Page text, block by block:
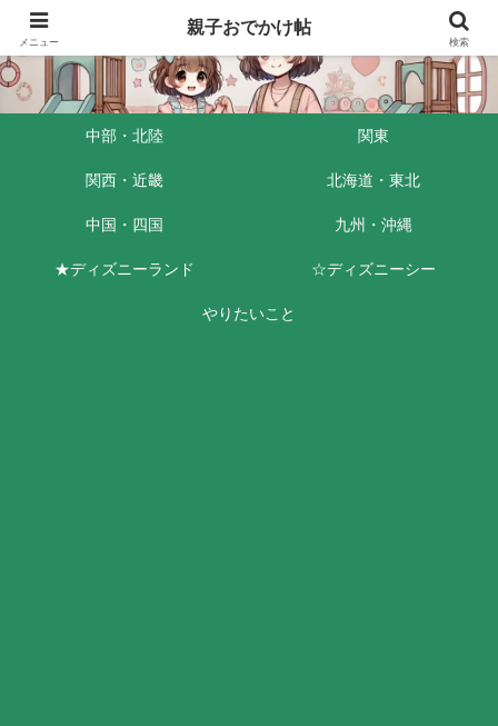
中部・北陸 関東
関西・近畿 北海道・東北
中国・四国 九州・沖縄
★ディズニーランド ☆ディズニーシー
やりたいこと
メニュー
親子おでかけ帖
検索